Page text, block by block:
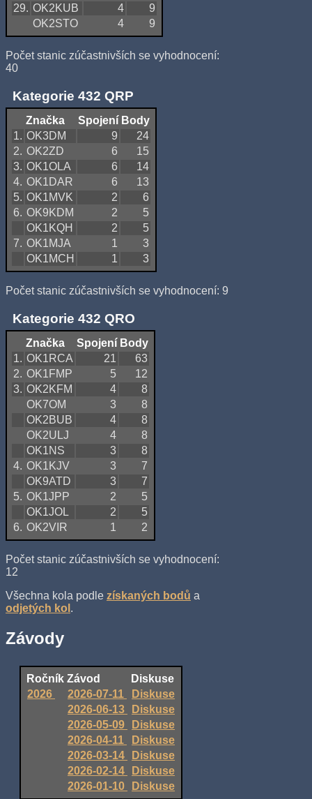
29. OK2KUB 4
9
OK2STO
4 9
Počet stanic zúčastnivších se vyhodnocení:
40
Kategorie 432 QRP
Značka Spojení Body
1. OK3DM 9
24
2. OK2ZD 6
15
3. OK1OLA 6
14
4. OK1DAR 6
13
5. OK1MVK 2
6
6. OK9KDM 2
5
OK1KQH
2
5
7. OK1MJA 1
3
OK1MCH
1 3
Počet stanic zúčastnivších se vyhodnocení: 9
Kategorie 432 QRO
Značka Spojení Body
1. OK1RCA 21
63
2. OK1FMP 5
12
3. OK2KFM 4
8
OK7OM
3
8
OK2BUB
4
8
OK2ULJ
4
8
OK1NS
3
8
4. OK1KJV 3
7
OK9ATD
3
7
5. OK1JPP 2
5
OK1JOL
2
5
6. OK2VIR 1 2
Počet stanic zúčastnivších se vyhodnocení:
12
Všechna kola podle získaných bodů a
odjetých kol .
Závody
Ročník Závod
Diskuse
2026
2026-07-11
Diskuse
2026-06-13
Diskuse
2026-05-09
Diskuse
2026-04-11
Diskuse
2026-03-14
Diskuse
2026-02-14
Diskuse
2026-01-10
Diskuse